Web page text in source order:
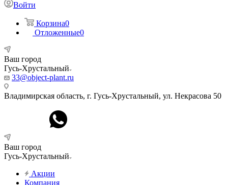
Войти
Корзина0
Отложенные0
Ваш город
Гусь-Хрустальный
33@object-plant.ru
Владимирская область, г. Гусь-Хрустальный, ул. Некрасова 50
Ваш город
Гусь-Хрустальный
Акции
Компания